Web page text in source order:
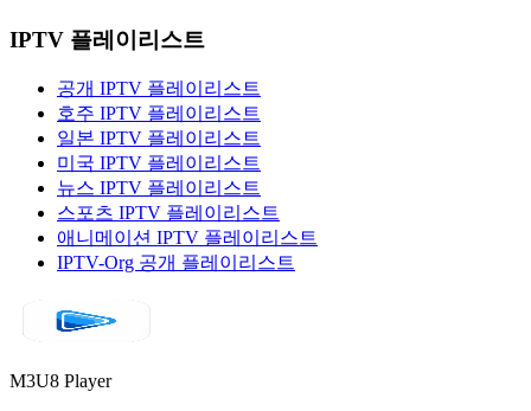
IPTV 플레이리스트
공개 IPTV 플레이리스트
호주 IPTV 플레이리스트
일본 IPTV 플레이리스트
미국 IPTV 플레이리스트
뉴스 IPTV 플레이리스트
스포츠 IPTV 플레이리스트
애니메이션 IPTV 플레이리스트
IPTV-Org 공개 플레이리스트
M3U8 Player